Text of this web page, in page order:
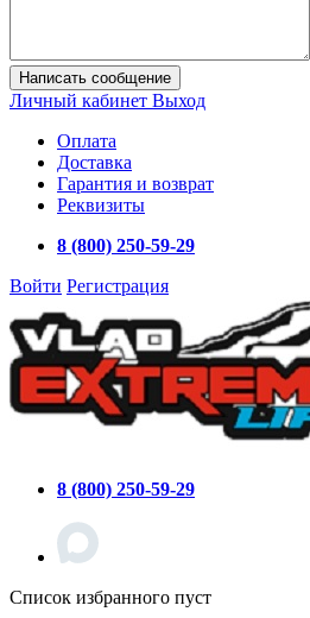
Написать сообщение
Личный кабинет Выход
Оплата
Доставка
Гарантия и возврат
Реквизиты
8 (800) 250-59-29
Войти Регистрация
8 (800) 250-59-29
Список избранного пуст